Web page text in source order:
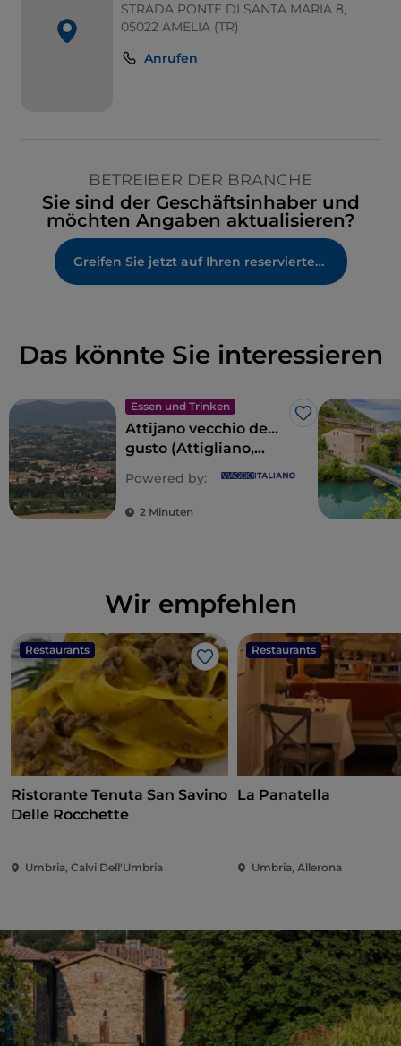
STRADA PONTE DI SANTA MARIA 8,
05022 AMELIA (TR)
Anrufen
BETREIBER DER BRANCHE
Sie sind der Geschäftsinhaber und
möchten Angaben aktualisieren?
Greifen Sie jetzt auf Ihren reservierten Bereich zu
Das könnte Sie interessieren
Essen und Trinken
Like
Attijano vecchio de…
gusto (Attigliano,
alt … aber mit
Geschmack)
Powered by:
2 Minuten
Wir empfehlen
Restaurants
Like
Ristorante Tenuta San Savino
Delle Rocchette
Umbria, Calvi Dell'Umbria
Restaurants
La Panatella
Umbria, Allerona